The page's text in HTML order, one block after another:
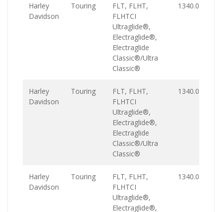
Harley
Davidson
Touring
FLT, FLHT,
FLHTCI
Ultraglide®,
Electraglide®,
Electraglide
Classic®/Ultra
Classic®
1340.0
Harley
Davidson
Touring
FLT, FLHT,
FLHTCI
Ultraglide®,
Electraglide®,
Electraglide
Classic®/Ultra
Classic®
1340.0
Harley
Davidson
Touring
FLT, FLHT,
FLHTCI
Ultraglide®,
Electraglide®,
1340.0